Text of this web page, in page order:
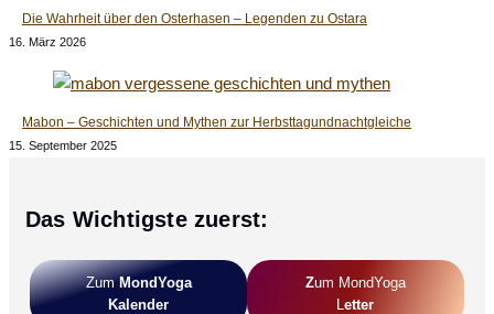
Die Wahrheit über den Osterhasen – Legenden zu Ostara
16. März 2026
Mabon – Geschichten und Mythen zur Herbsttagundnachtgleiche
15. September 2025
Das Wichtigste zuerst:
ZumMondYoga
Kalender
ZUm MondYoga
LEtter